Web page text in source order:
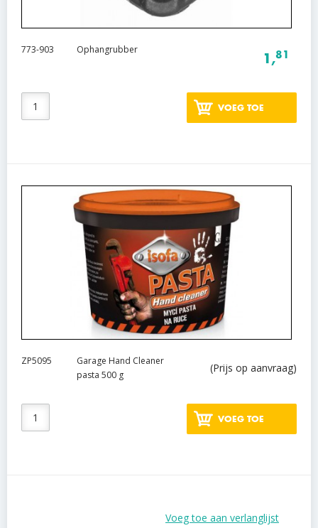
773-903 Ophangrubber
1,81
VOEG TOE
ZP5095
Garage Hand Cleaner
pasta 500 g
(Prijs op aanvraag)
VOEG TOE
Voeg toe aan verlanglijst